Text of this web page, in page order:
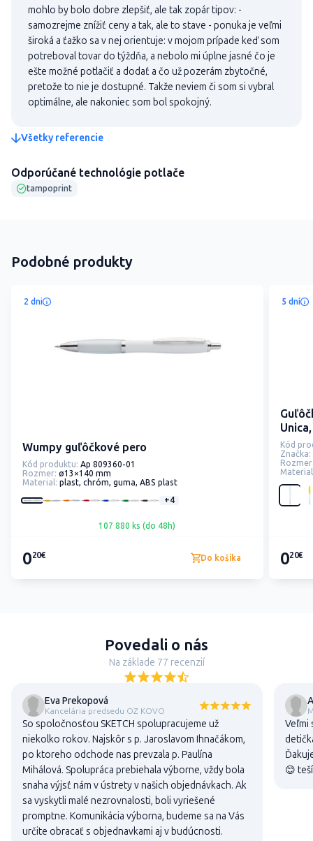
mohlo by bolo dobre zlepšiť, ale tak zopár tipov: -
samozrejme znížiť ceny a tak, ale to stave - ponuka je veľmi
široká a ťažko sa v nej orientuje: v mojom prípade keď som
potreboval tovar do týždňa, a nebolo mi úplne jasné čo je
ešte možné potlačiť a dodať a čo už pozerám zbytočné,
pretože to nie je dostupné. Takže neviem či som si vybral
optimálne, ale nakoniec som bol spokojný.
Všetky referencie
Odporúčané technológie potlače
tampoprint
Podobné produkty
2 dni
Wumpy guľôčkové pero
Kód produktu: Ap 809360-01
Rozmer: ø13×140 mm
Material: plast, chróm, guma, ABS plast
+4
107 880 ks (do 48h)
020€ Do košíka
5 dní
Kód
Značka:
020€
Povedali o nás
Na základe 77 recenzií
Eva Prekopová
Kancelária predsedu OZ KOVO
So spoločnosťou SKETCH spolupracujeme už
niekolko rokov. Najskôr s p. Jaroslavom Ihnačákom,
po ktoreho odchode nas prevzala p. Paulína
Mihálová. Spolupráca prebiehala výborne, vždy bola
snaha výjsť nám v ústrety v našich objednávkach. Ak
sa vyskytli malé nezrovnalosti, boli vyriešené
promptne. Komunikácia výborna, budeme sa na Vás
určite obracať s objednavkami aj v budúcnosti.
Veľmi
😊